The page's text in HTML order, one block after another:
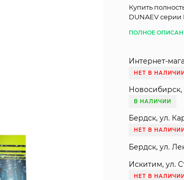
Купить
DUNAEV серии
ПОЛНОЕ
Интернет-
НЕТ В
Новосибирск,
В НАЛИЧИИ
Бердск, ул.
НЕТ В
Бердск, ул.
Искитим, ул.
НЕТ В